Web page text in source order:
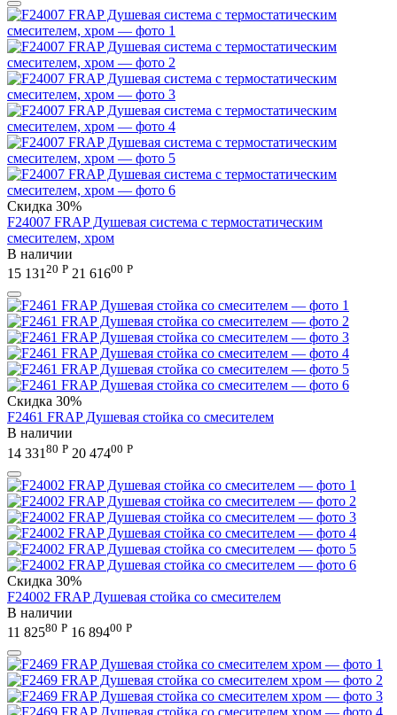
Скидка 30%
F24007 FRAP Душевая система с термостатическим
смесителем, хром
В наличии
15 131 20 Р 21 61600 Р
Скидка 30%
F2461 FRAP Душевая стойка со смесителем
В наличии
14 331 80 Р 20 47400 Р
Скидка 30%
F24002 FRAP Душевая стойка со смесителем
В наличии
11 82580 Р 16 89400 Р